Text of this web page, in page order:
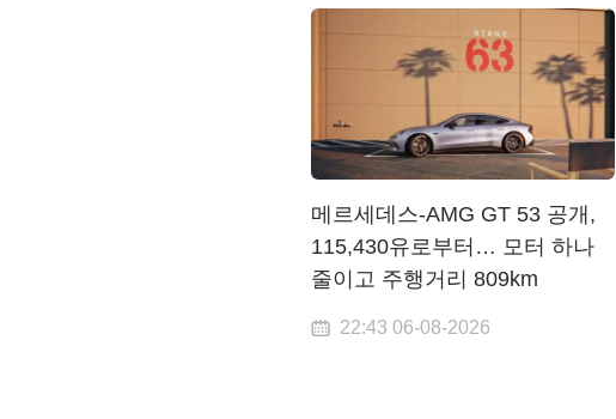
메르세데스-AMG GT 53 공개,
115,430유로부터… 모터 하나
줄이고 주행거리 809km
22:43 06-08-2026